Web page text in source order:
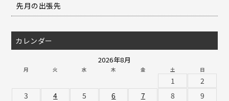
先月の出張先
カレンダー
2026年8月
月 火 水 木 金 土 日
1
2
3
4 5 6 7 8
9